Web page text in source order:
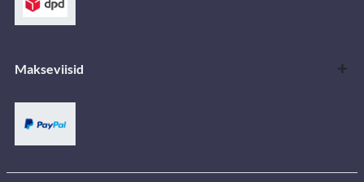
Makseviisid